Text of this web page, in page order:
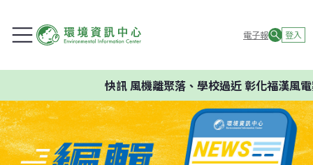
電子報 登入
快訊風機離聚落、學校過近 彰化福漢風電